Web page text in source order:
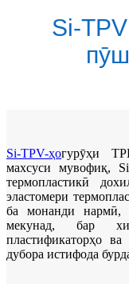
Si-
Si-TPV-ҳогурӯҳи
махсуси мувофиқ,
термопластикӣ
эластомери
ба монанди нармӣ,
мекунад, бар
пластификаторҳо
дубора истифода